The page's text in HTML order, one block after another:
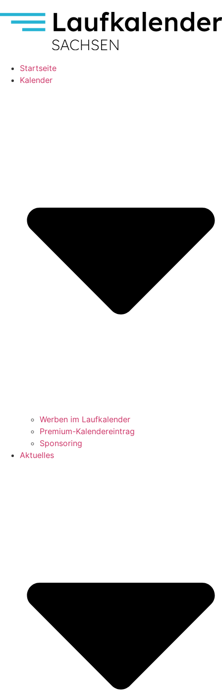
Startseite
Kalender
Werben im Laufkalender
Premium-Kalendereintrag
Sponsoring
Aktuelles